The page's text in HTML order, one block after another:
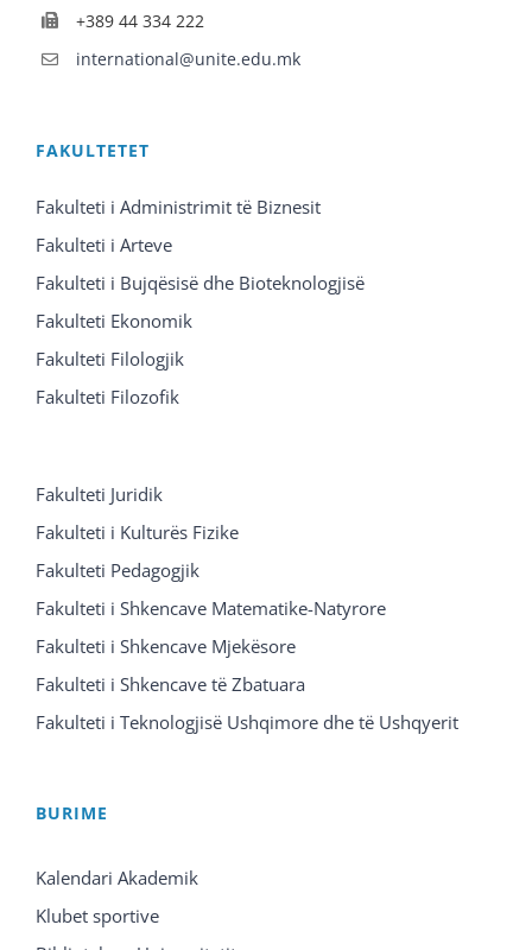
+389 44 334 222
international@unite.edu.mk
FAKULTETET
Fakulteti i Administrimit të Biznesit
Fakulteti i Arteve
Fakulteti i Bujqësisë dhe Bioteknologjisë
Fakulteti Ekonomik
Fakulteti Filologjik
Fakulteti Filozofik
Fakulteti Juridik
Fakulteti i Kulturës Fizike
Fakulteti Pedagogjik
Fakulteti i Shkencave Matematike-Natyrore
Fakulteti i Shkencave Mjekësore
Fakulteti i Shkencave të Zbatuara
Fakulteti i Teknologjisë Ushqimore dhe të Ushqyerit
BURIME
Kalendari Akademik
Klubet sportive